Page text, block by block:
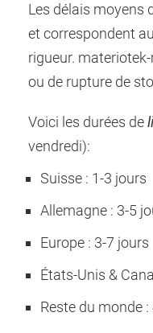
Les délais moyens
et correspondent
rigueur.
ou de rupture de
Voici les durées de
vendredi):
Suisse : 1-3 jours
Allemagne : 3-5
Europe : 3-7 jours
États-Unis &
Reste du monde